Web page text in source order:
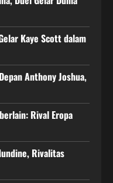
Kaye Scott dalam
Anthony Joshua,
Rival Eropa
Rivalitas